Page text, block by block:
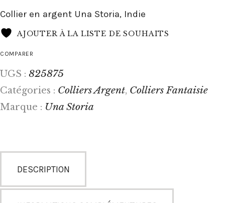
Collier en argent Una Storia, Indie
AJOUTER À LA LISTE DE SOUHAITS
COMPARER
UGS : 825875
Catégories : Colliers Argent, Colliers Fantaisie
Marque : Una Storia
DESCRIPTION